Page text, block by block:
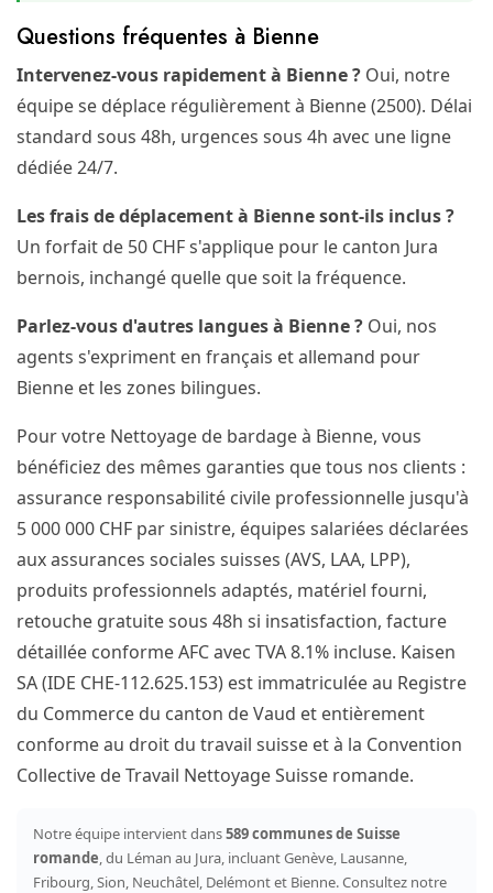
Questions fréquentes à Bienne
Intervenez-vous rapidement à Bienne ? Oui, notre
équipe se déplace régulièrement à Bienne (2500). Délai
standard sous 48h, urgences sous 4h avec une ligne
dédiée 24/7.
Les frais de déplacement à Bienne sont-ils inclus ?
Un forfait de 50 CHF s'applique pour le canton Jura
bernois, inchangé quelle que soit la fréquence.
Parlez-vous d'autres langues à Bienne ? Oui, nos
agents s'expriment en français et allemand pour
Bienne et les zones bilingues.
Pour votre Nettoyage de bardage à Bienne, vous
bénéficiez des mêmes garanties que tous nos clients :
assurance responsabilité civile professionnelle jusqu'à
5 000 000 CHF par sinistre, équipes salariées déclarées
aux assurances sociales suisses (AVS, LAA, LPP),
produits professionnels adaptés, matériel fourni,
retouche gratuite sous 48h si insatisfaction, facture
détaillée conforme AFC avec TVA 8.1% incluse. Kaisen
SA (IDE CHE-112.625.153) est immatriculée au Registre
du Commerce du canton de Vaud et entièrement
conforme au droit du travail suisse et à la Convention
Collective de Travail Nettoyage Suisse romande.
Notre équipe intervient dans589 communes de Suisse
romande, du Léman au Jura, incluant Genève, Lausanne,
Fribourg, Sion, Neuchâtel, Delémont et Bienne. Consultez notre